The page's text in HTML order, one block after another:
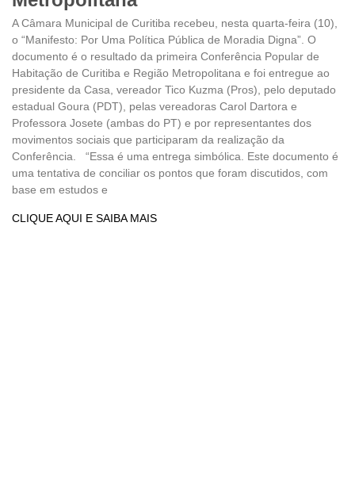
A Câmara Municipal de Curitiba recebeu, nesta quarta-feira (10),
o “Manifesto: Por Uma Política Pública de Moradia Digna”. O
documento é o resultado da primeira Conferência Popular de
Habitação de Curitiba e Região Metropolitana e foi entregue ao
presidente da Casa, vereador Tico Kuzma (Pros), pelo deputado
estadual Goura (PDT), pelas vereadoras Carol Dartora e
Professora Josete (ambas do PT) e por representantes dos
movimentos sociais que participaram da realização da
Conferência. “Essa é uma entrega simbólica. Este documento é
uma tentativa de conciliar os pontos que foram discutidos, com
base em estudos e
CLIQUE AQUI E SAIBA MAIS